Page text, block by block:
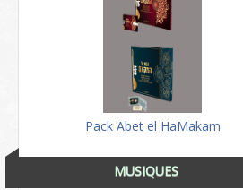
Pack Abet el HaMakam
MUSIQUES